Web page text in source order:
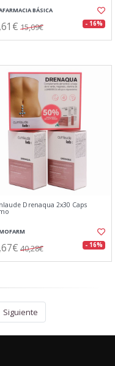
BÁSICA
15,09€ - 16%
Drenaqua 2x30 Caps
40,28€ - 16%
Siguiente